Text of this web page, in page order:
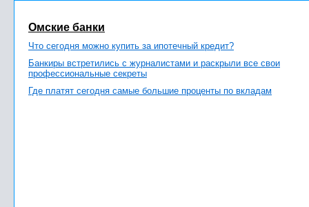
Омские банки
Что сегодня можно купить за ипотечный кредит?
Банкиры встретились с журналистами и раскрыли все свои
профессиональные секреты
Где платят сегодня самые большие проценты по вкладам